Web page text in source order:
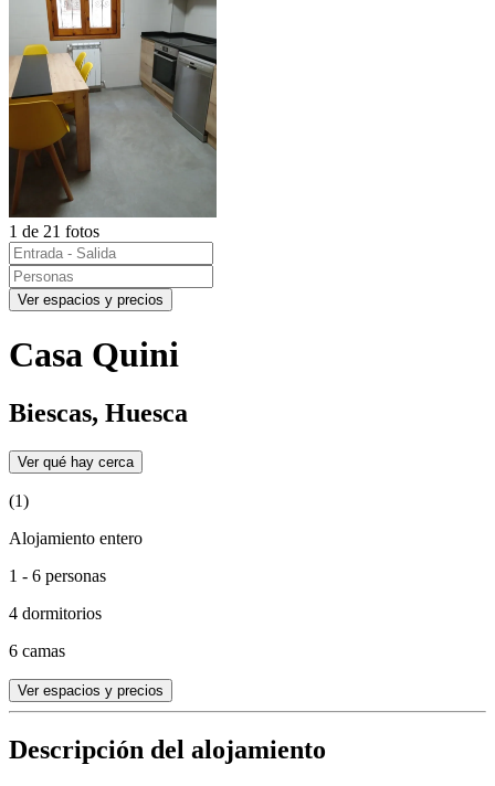
1 de 21 fotos
Ver espacios y precios
Casa Quini
Biescas, Huesca
Ver qué hay cerca
(1)
Alojamiento entero
1 - 6 personas
4 dormitorios
6 camas
Ver espacios y precios
Descripción del alojamiento